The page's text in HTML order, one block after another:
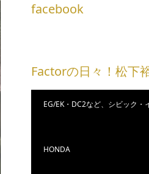
facebook
Factorの日々！松下
EG/EK・DC2など、シビック・
HONDA